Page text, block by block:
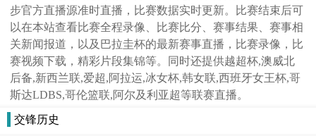
步官方直播源准时直播，比赛数据实时更新。比赛结束后可
以在本站查看比赛全程录像、比赛比分、赛事结果、赛事相
关新闻报道，以及巴拉圭杯的最新赛事直播，比赛录像，比
赛视频下载，精彩片段集锦等。同时还提供越超杯,澳威北
后备,新西兰联,爱超,阿拉运,冰女杯,韩女联,西班牙女王杯,哥
斯达LDBS,哥伦篮联,阿尔及利亚超等联赛直播。
交锋历史